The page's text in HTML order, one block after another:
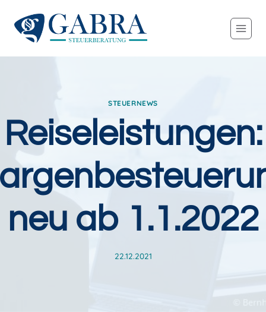
Inhalt
springen
STEUERNEWS
Reiseleistungen:
neu ab 1.1.2022
22.12.2021